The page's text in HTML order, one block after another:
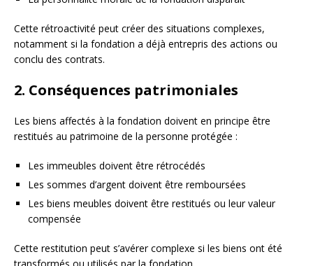
Cette rétroactivité peut créer des situations complexes,
notamment si la fondation a déjà entrepris des actions ou
conclu des contrats.
2. Conséquences patrimoniales
Les biens affectés à la fondation doivent en principe être
restitués au patrimoine de la personne protégée :
Les immeubles doivent être rétrocédés
Les sommes d’argent doivent être remboursées
Les biens meubles doivent être restitués ou leur valeur
compensée
Cette restitution peut s’avérer complexe si les biens ont été